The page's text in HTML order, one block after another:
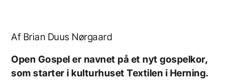
Af Brian Duus Nørgaard
Open Gospel er navnet på et nyt gospelkor,
som starter i kulturhuset Textilen i Herning.